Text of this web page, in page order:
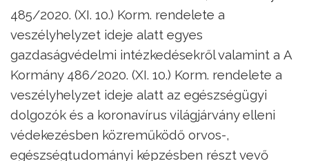
485/2020. (XI. 10.) Korm. rendelete a
veszélyhelyzet ideje alatt egyes
gazdaságvédelmi intézkedésekről valamint a A
Kormány 486/2020. (XI. 10.) Korm. rendelete a
veszélyhelyzet ideje alatt az egészségügyi
dolgozók és a koronavírus világjárvány elleni
védekezésben közreműködő orvos-,
egészségtudományi képzésben részt vevő